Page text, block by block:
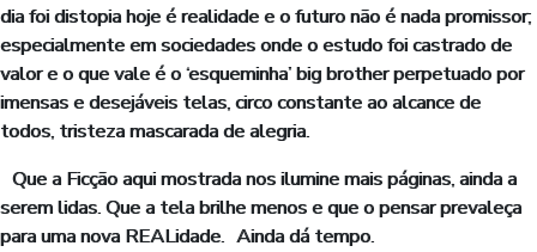
dia foi distopia hoje é realidade e o futuro não é nada promissor;
especialmente em sociedades onde o estudo foi castrado de
valor e o que vale é o ‘esqueminha’ big brother perpetuado por
imensas e desejáveis telas, circo constante ao alcance de
todos, tristeza mascarada de alegria.
Que a Ficção aqui mostrada nos ilumine mais páginas, ainda a
serem lidas. Que a tela brilhe menos e que o pensar prevaleça
para uma nova REALidade. Ainda dá tempo.